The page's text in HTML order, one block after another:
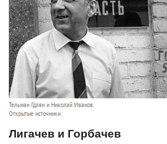
Тельман Гдлян и Николай Иванов.
Открытые источники.
Лигачев и Горбачев